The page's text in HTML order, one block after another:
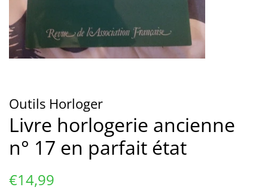
Outils Horloger
Livre horlogerie ancienne
n° 17 en parfait état
Prix
€14,99